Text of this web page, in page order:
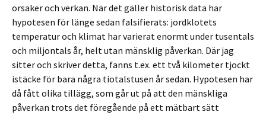
orsaker och verkan. När det gäller historisk data har
hypotesen för länge sedan falsifierats: jordklotets
temperatur och klimat har varierat enormt under tusentals
och miljontals år, helt utan mänsklig påverkan. Där jag
sitter och skriver detta, fanns t.ex. ett två kilometer tjockt
istäcke för bara några tiotalstusen år sedan. Hypotesen har
då fått olika tillägg, som går ut på att den mänskliga
påverkan trots det föregående på ett mätbart sätt